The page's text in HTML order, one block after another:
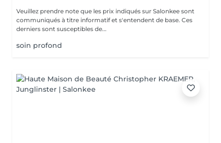
Veuillez prendre note que les prix indiqués sur Salonkee sont
communiqués à titre informatif et s'entendent de base. Ces
derniers sont susceptibles de...
soin profond